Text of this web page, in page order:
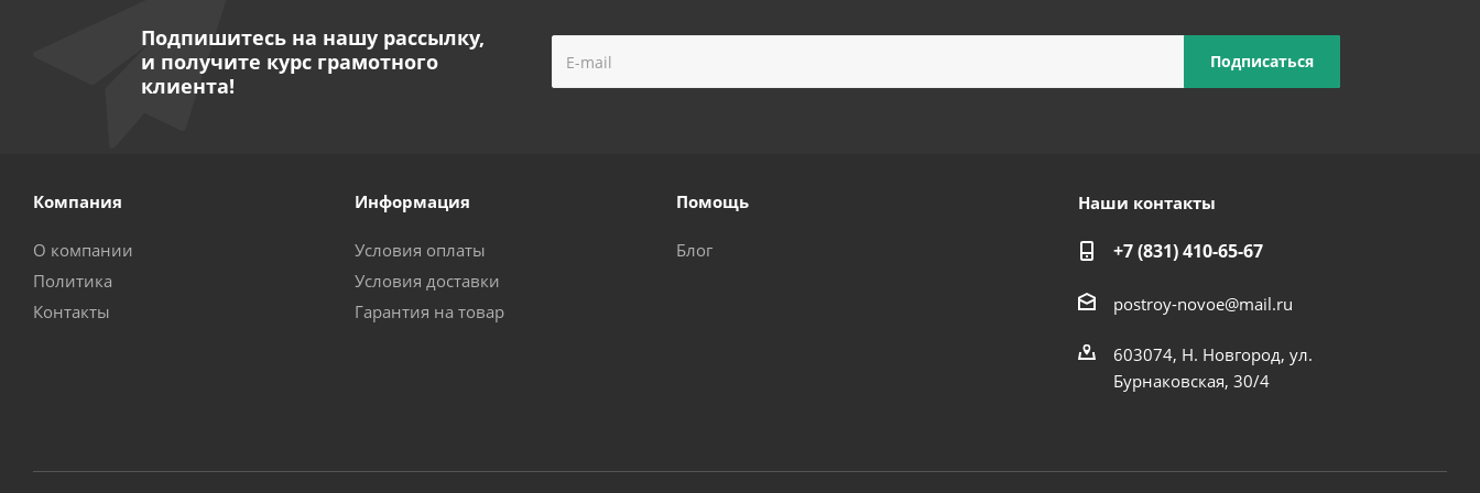
Подпишитесь на нашу рассылку,
и получите курс грамотного
клиента!
Компания
О компании
Политика
Контакты
Информация
Условия оплаты
Условия доставки
Гарантия на товар
Помощь
Блог
Наши контакты
+7 (831) 410-65-67
postroy-novoe@mail.ru
603074, Н. Новгород, ул.
Бурнаковская, 30/4